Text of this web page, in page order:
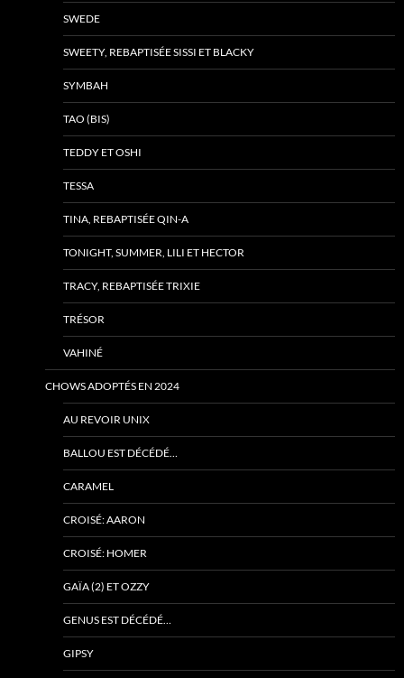
SWEDE
SWEETY, REBAPTISÉE SISSI ET BLACKY
SYMBAH
TAO (BIS)
TEDDY ET OSHI
TESSA
TINA, REBAPTISÉE QIN-A
TONIGHT, SUMMER, LILI ET HECTOR
TRACY, REBAPTISÉE TRIXIE
TRÉSOR
VAHINÉ
CHOWS ADOPTÉS EN 2024
AU REVOIR UNIX
BALLOU EST DÉCÉDÉ…
CARAMEL
CROISÉ: AARON
CROISÉ: HOMER
GAÏA (2) ET OZZY
GENUS EST DÉCÉDÉ…
GIPSY